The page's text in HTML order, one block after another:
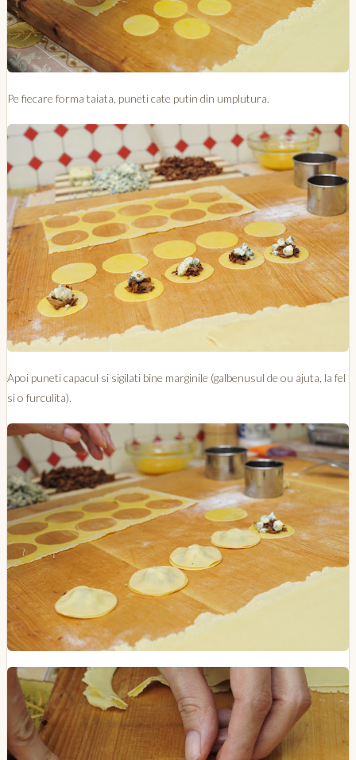
Pe fiecare forma taiata, puneti cate putin din umplutura.
Apoi puneti capacul si sigilati bine marginile (galbenusul de ou ajuta, la fel
si o furculita).